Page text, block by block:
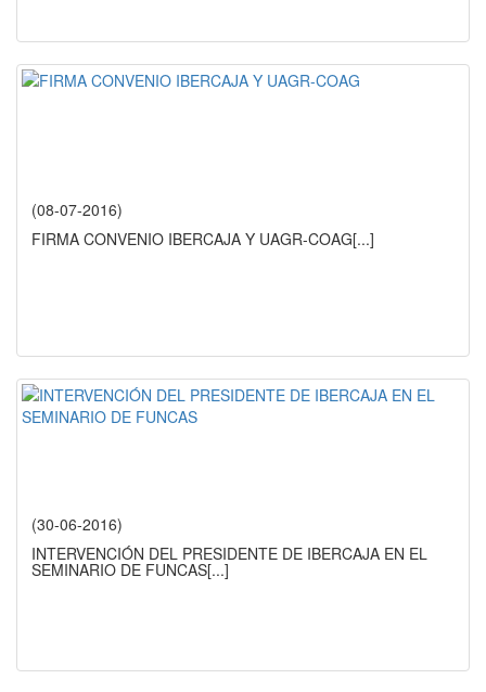
(08-07-2016)
FIRMA CONVENIO IBERCAJA Y UAGR-COAG[...]
(30-06-2016)
INTERVENCIÓN DEL PRESIDENTE DE IBERCAJA EN EL
SEMINARIO DE FUNCAS[...]